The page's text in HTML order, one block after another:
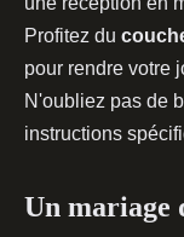
Profitez du
pour rendre votre
N'oubliez pas de
instructions
Un mariage